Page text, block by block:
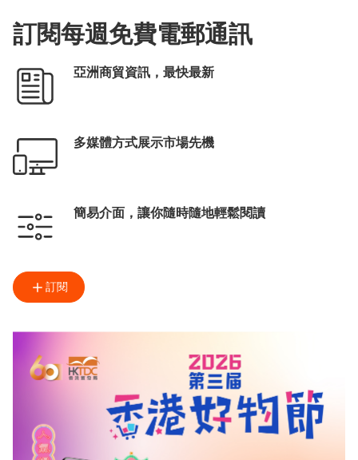
訂閱每週免費電郵通訊
亞洲商貿資訊，最快最新
多媒體方式展示市場先機
簡易介面，讓你隨時隨地輕鬆閱讀
訂閱